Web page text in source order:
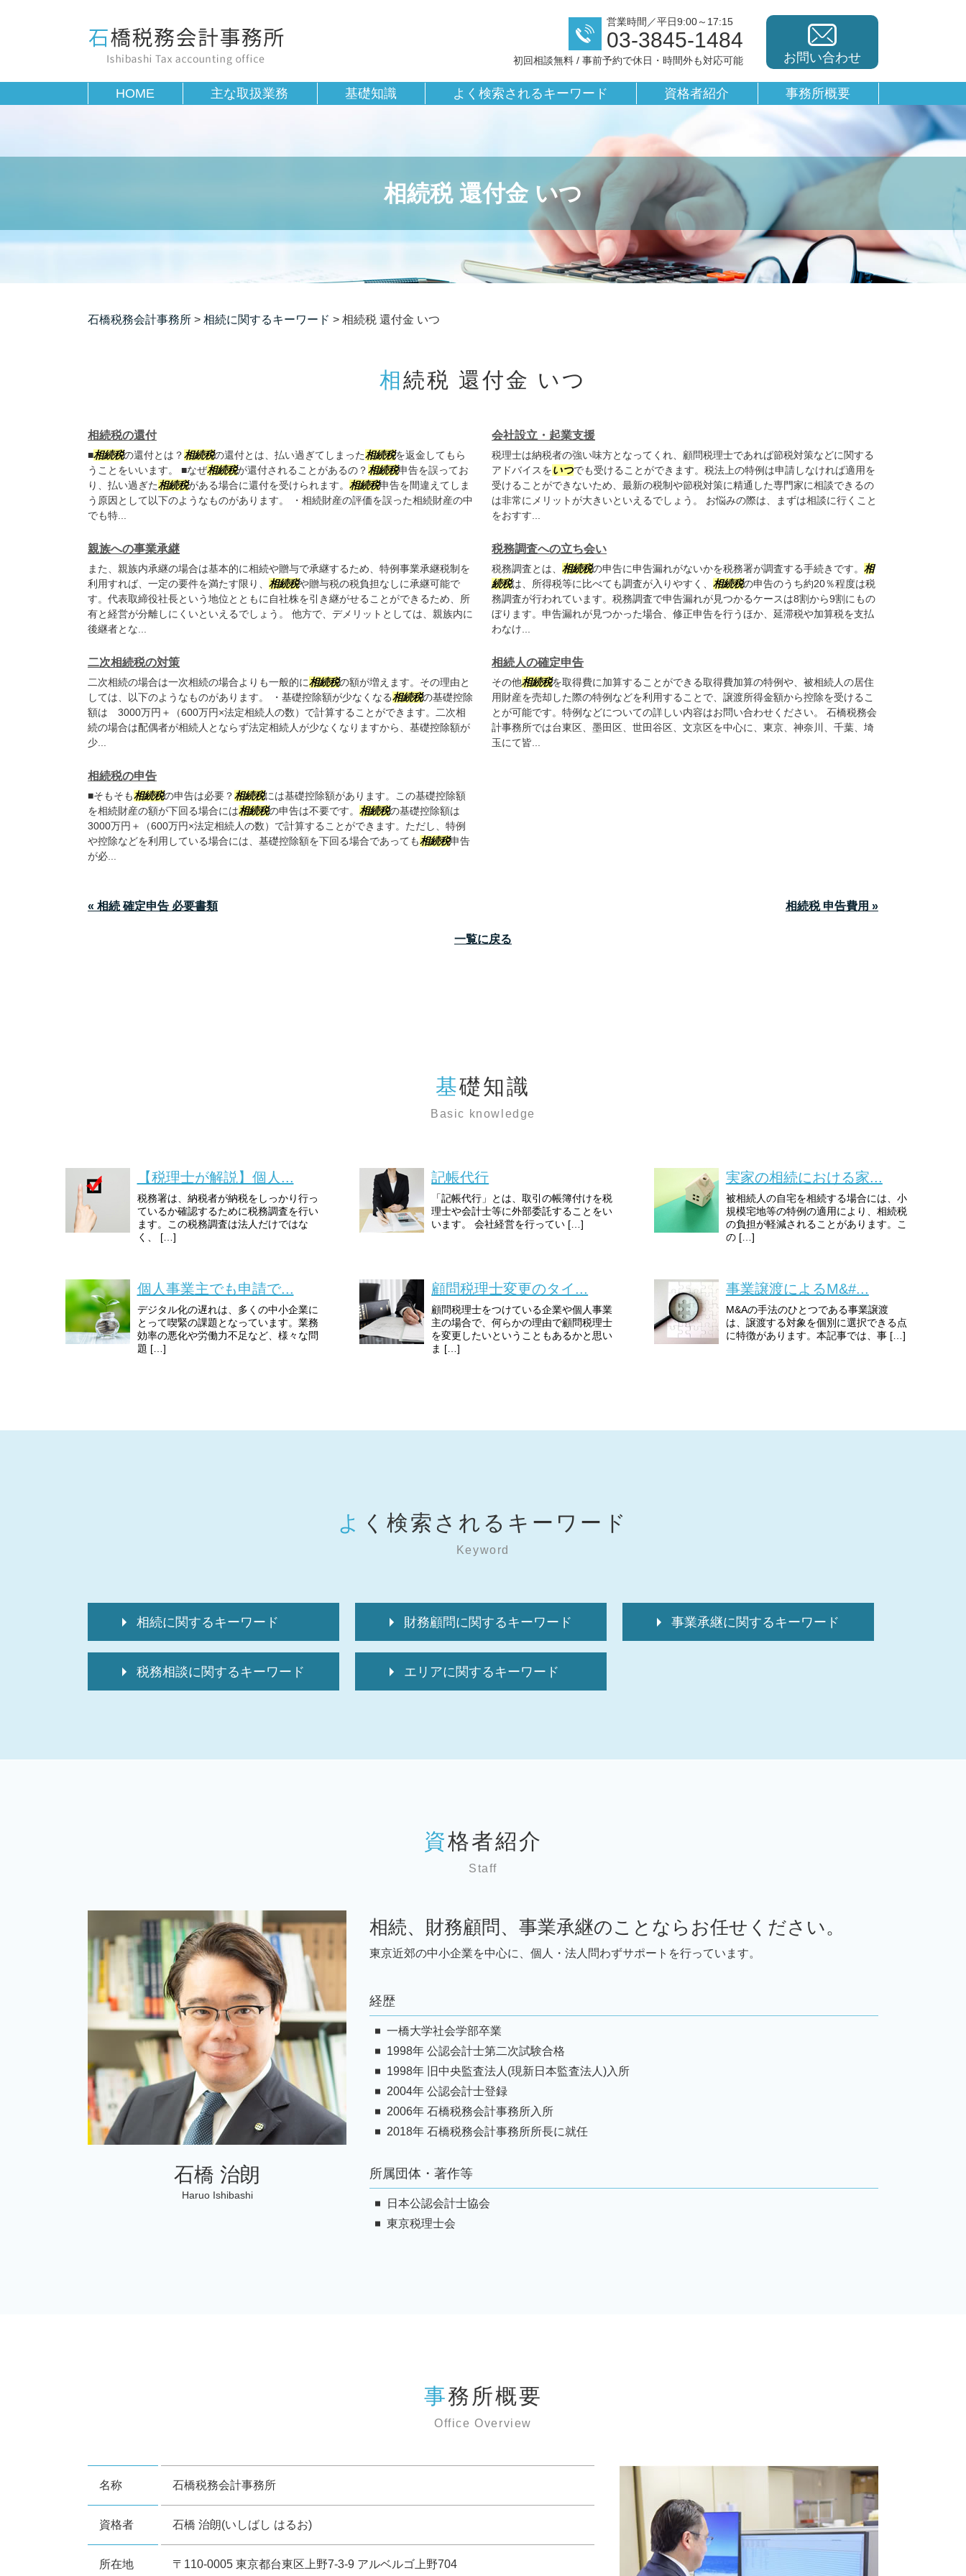
相続税 還付金 いつ
営業時間／平日9:00～17:15
03-3845-1484
初回相談無料 / 事前予約で休日・時間外も対応可能 お問い合わせ
HOME 主な取扱業務 基礎知識 よく検索されるキーワード 資格者紹介 事務所概要
石橋税務会計事務所 > 相続に関するキーワード > 相続税 還付金 いつ
相続税 還付金 いつ
相続税の還付
■相続税の還付とは？相続税の還付とは、払い過ぎてしまった相続税を返金してもら
うことをいいます。 ■なぜ相続税が還付されることがあるの？相続税申告を誤ってお
り、払い過ぎた相続税がある場合に還付を受けられます。 相続税申告を間違えてしま
う原因として以下のようなものがあります。 ・相続財産の評価を誤った相続財産の中
でも特...
会社設立・起業支援
税理士は納税者の強い味方となってくれ、顧問税理士であれば節税対策などに関する
アドバイスをいつでも受けることができます。税法上の特例は申請しなければ適用を
受けることができないため、最新の税制や節税対策に精通した専門家に相談できるの
は非常にメリットが大きいといえるでしょう。 お悩みの際は、まずは相談に行くこと
をおすす...
親族への事業承継
また、親族内承継の場合は基本的に相続や贈与で承継するため、特例事業承継税制を
利用すれば、一定の要件を満たす限り、 相続税や贈与税の税負担なしに承継可能で
す。代表取締役社長という地位とともに自社株を引き継がせることができるため、所
有と経営が分離しにくいといえるでしょう。 他方で、デメリットとしては、親族内に
後継者とな...
税務調査への立ち会い
税務調査とは、 相続税の申告に申告漏れがないかを税務署が調査する手続きです。 相
続税は、所得税等に比べても調査が入りやすく、 相続税の申告のうち約20％程度は税
務調査が行われています。税務調査で申告漏れが見つかるケースは8割から9割にもの
ぼります。申告漏れが見つかった場合、修正申告を行うほか、延滞税や加算税を支払
わなけ...
二次相続税の対策
二次相続の場合は一次相続の場合よりも一般的に相続税の額が増えます。その理由と
しては、以下のようなものがあります。 ・基礎控除額が少なくなる相続税の基礎控除
額は 3000万円＋（600万円×法定相続人の数）で計算することができます。二次相
続の場合は配偶者が相続人とならず法定相続人が少なくなりますから、基礎控除額が
少...
相続人の確定申告
その他相続税を取得費に加算することができる取得費加算の特例や、被相続人の居住
用財産を売却した際の特例などを利用することで、譲渡所得金額から控除を受けるこ
とが可能です。特例などについての詳しい内容はお問い合わせください。 石橋税務会
計事務所では台東区、墨田区、世田谷区、文京区を中心に、東京、神奈川、千葉、埼
玉にて皆...
相続税の申告
■そもそも相続税の申告は必要？相続税には基礎控除額があります。この基礎控除額
を相続財産の額が下回る場合には相続税の申告は不要です。 相続税の基礎控除額は
3000万円＋（600万円×法定相続人の数）で計算することができます。ただし、特例
や控除などを利用している場合には、基礎控除額を下回る場合であっても相続税申告
が必...
« 相続 確定申告 必要書類 相続税 申告費用 »
一覧に戻る
基礎知識
Basic knowledge
【税理士が解説】個人...
税務署は、納税者が納税をしっかり行っ
ているか確認するために税務調査を行い
ます。この税務調査は法人だけではな
く、 […]
記帳代行
「記帳代行」とは、取引の帳簿付けを税
理士や会計士等に外部委託することをい
います。 会社経営を行ってい […]
実家の相続における家...
被相続人の自宅を相続する場合には、小
規模宅地等の特例の適用により、相続税
の負担が軽減されることがあります。こ
の […]
個人事業主でも申請で...
デジタル化の遅れは、多くの中小企業に
とって喫緊の課題となっています。業務
効率の悪化や労働力不足など、様々な問
題 […]
顧問税理士変更のタイ...
顧問税理士をつけている企業や個人事業
主の場合で、何らかの理由で顧問税理士
を変更したいということもあるかと思い
ま […]
事業譲渡によるM&#...
M&Aの手法のひとつである事業譲渡
は、譲渡する対象を個別に選択できる点
に特徴があります。本記事では、事 […]
よく検索されるキーワード
Keyword
相続に関するキーワード
準確定申告 還付金 相続税
相続税 申告期限
相続税申告
相続税 申告漏れ
相続税 還付金
相続税 申告報酬
財務顧問に関するキーワード
税 申告
事業計画書 とは
税 申告期間
顧問税理士 必要性
顧問税理士 メリット
経理代行 資格
経理代行サービス
事業承継に関するキーワード
事業承継 親族
デューデリジェンス 意味
事業承継 従業員
税務相談に関するキーワード
個人事業主 税務調査
税務相談 違法
起業支援 企業
個人 確定申告書
個人 確定申告いつまで
個人 確定申告期限
税務調査 法人
会社設立
エリアに関するキーワード
事業承継 世田谷区 弁護士
税務相談 台東区 弁護士
事業承継 埼玉 弁護士
相続 千葉 弁護士
税務顧問 世田谷区 弁護士
税務相談 文京区 弁護士
税務顧問 東京 弁護士
事業承継 神奈川 弁護士
事業承継 文京区 弁護士
資格者紹介
Staff
石橋 治朗
Haruo Ishibashi
相続、財務顧問、事業承継のことならお任せください。
東京近郊の中小企業を中心に、個人・法人問わずサポートを行っています。
経歴
一橋大学社会学部卒業
1998年 公認会計士第二次試験合格
1998年 旧中央監査法人(現新日本監査法人)入所
2004年 公認会計士登録
2006年 石橋税務会計事務所入所
2018年 石橋税務会計事務所所長に就任
所属団体・著作等
日本公認会計士協会
東京税理士会
事務所概要
Office Overview
名称 石橋税務会計事務所
資格者 石橋 治朗(いしばし はるお)
所在地 〒110-0005 東京都台東区上野7-3-9 アルベルゴ上野704